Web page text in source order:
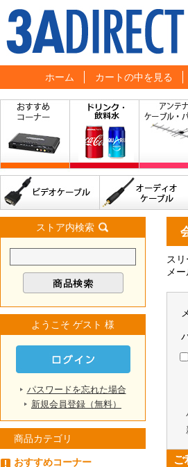
ホーム カートの中を見る
ス
メ
ご
ストア内検索
ようこそ ゲスト 様
パスワードを忘れた場合
新規会員登録（無料）
商品カテゴリ
おすすめコーナー